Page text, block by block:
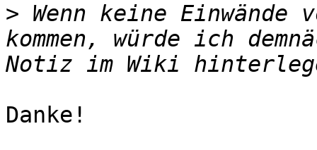
> Wenn keine Einwände
kommen, würde ich
Danke!